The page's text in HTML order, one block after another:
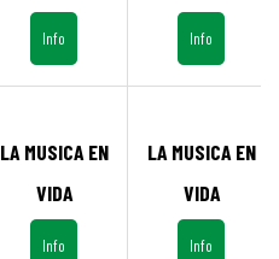
Info Info
LA MUSICA EN
VIDA
Info
LA MUSICA EN
VIDA
Info